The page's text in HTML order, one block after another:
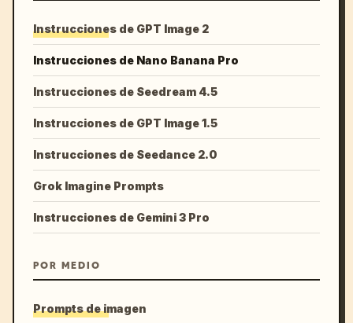
Instrucciones de GPT Image 2
Instrucciones de Nano Banana Pro
Instrucciones de Seedream 4.5
Instrucciones de GPT Image 1.5
Instrucciones de Seedance 2.0
Grok Imagine Prompts
Instrucciones de Gemini 3 Pro
POR MEDIO
Prompts de imagen